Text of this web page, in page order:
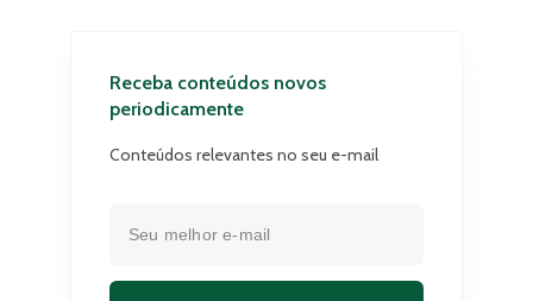
Receba conteúdos novos
periodicamente
Conteúdos relevantes no seu e-mail